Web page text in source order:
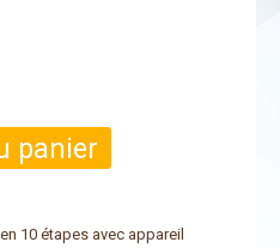
panier
10 étapes avec appareil